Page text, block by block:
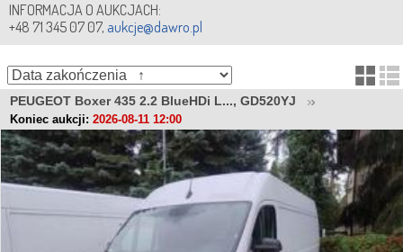
INFORMACJA O AUKCJACH:
+48 71 345 07 07, aukcje@dawro.pl
PEUGEOT Boxer 435 2.2 BlueHDi L..., GD520YJ
Koniec aukcji: 2026-08-11 12:00